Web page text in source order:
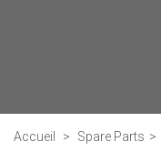
Accueil > Spare Parts >